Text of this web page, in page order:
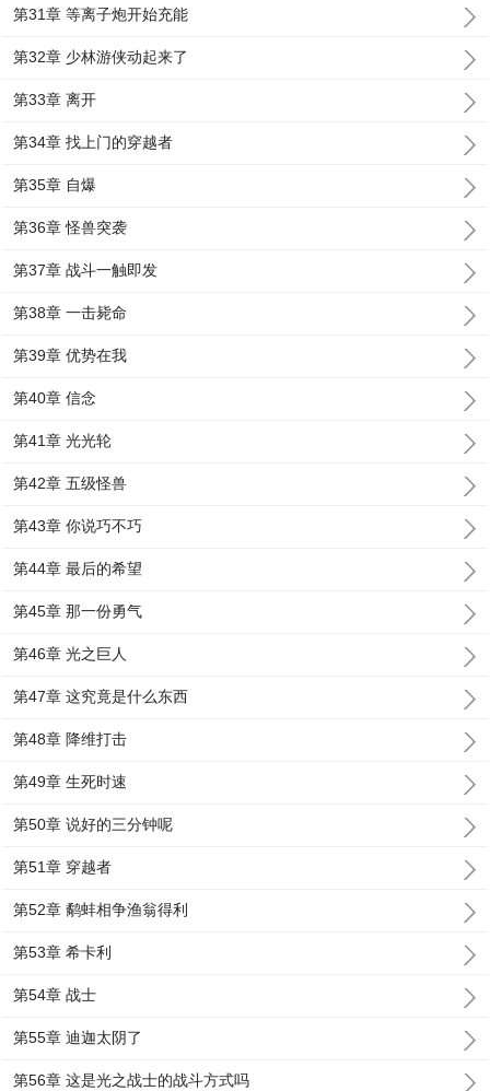
第31章 等离子炮开始充能
第32章 少林游侠动起来了
第33章 离开
第34章 找上门的穿越者
第35章 自爆
第36章 怪兽突袭
第37章 战斗一触即发
第38章 一击毙命
第39章 优势在我
第40章 信念
第41章 光光轮
第42章 五级怪兽
第43章 你说巧不巧
第44章 最后的希望
第45章 那一份勇气
第46章 光之巨人
第47章 这究竟是什么东西
第48章 降维打击
第49章 生死时速
第50章 说好的三分钟呢
第51章 穿越者
第52章 鹬蚌相争渔翁得利
第53章 希卡利
第54章 战士
第55章 迪迦太阴了
第56章 这是光之战士的战斗方式吗